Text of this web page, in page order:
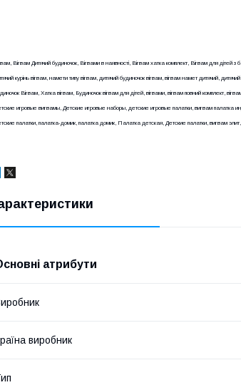
Вігвам Дитячий будиночок, Вігвами в наявності, Вігвам хатка комплект, Вігвам для дітей
курінь вігвам, намети типу вігвам, дитячий будиночок вігвам, вігвам намет дитячий,
Вігвам, Хатка вігвам, Будиночок вігвам для дітей, вігвами, вігвам повний комплект,
игровые вигвамы, Детские игровые наборы, детские игровые палатки, вигвам
палатки, палатка-домик, палатка домик, Палатка детская, Детские палатки, вигвам
атрибути
виробник